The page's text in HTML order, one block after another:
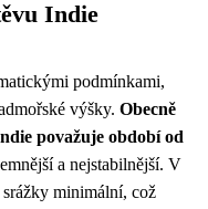
Indie
podmínkami,
výšky. Obecně
považuje období od
a nejstabilnější. V
minimální, což